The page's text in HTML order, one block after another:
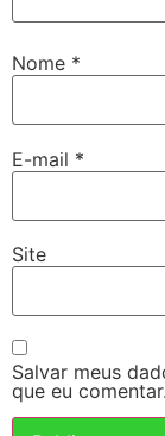
Nome *
E-mail *
Site
Salvar meus
que eu comentar.